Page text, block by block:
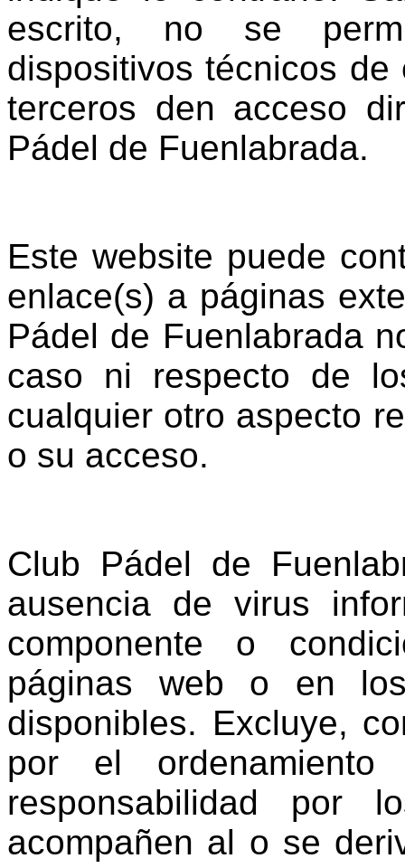
escrito, no se
dispositivos técnicos
terceros den acceso
Pádel de Fuenlabrada.
Este website puede
enlace(s) a páginas
Pádel de Fuenlabrada
caso ni respecto de
cualquier otro aspecto
o su acceso.
Club Pádel de
ausencia de virus
componente o
páginas web o en
disponibles. Excluye,
por el ordenamiento
responsabilidad por
acompañen al o se